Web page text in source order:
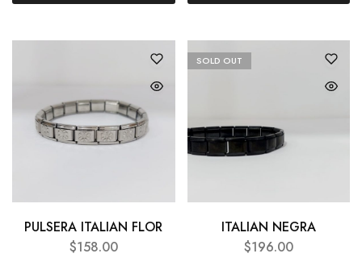
PULSERA ITALIAN FLOR
$158.00
SOLD OUT
ITALIAN NEGRA
$196.00